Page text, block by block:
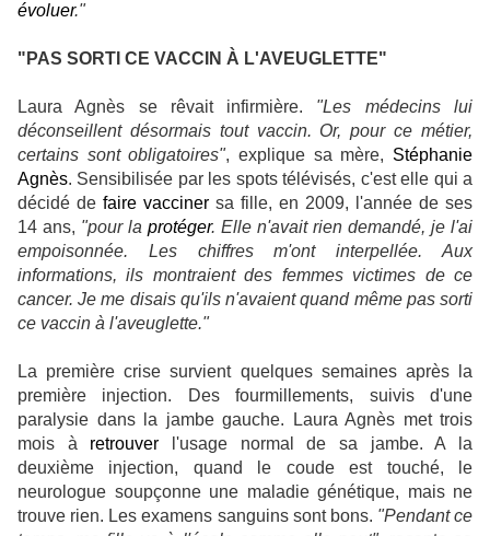
évoluer."
"PAS SORTI CE VACCIN À L'AVEUGLETTE"
Laura Agnès se rêvait infirmière. "Les médecins lui
déconseillent désormais tout vaccin. Or, pour ce métier,
certains sont obligatoires", explique sa mère, Stéphanie
Agnès. Sensibilisée par les spots télévisés, c'est elle qui a
décidé de faire vacciner sa fille, en 2009, l'année de ses
14 ans, "pour la protéger. Elle n'avait rien demandé, je l'ai
empoisonnée. Les chiffres m'ont interpellée. Aux
informations, ils montraient des femmes victimes de ce
cancer. Je me disais qu'ils n'avaient quand même pas sorti
ce vaccin à l'aveuglette."
La première crise survient quelques semaines après la
première injection. Des fourmillements, suivis d'une
paralysie dans la jambe gauche. Laura Agnès met trois
mois à retrouver l'usage normal de sa jambe. A la
deuxième injection, quand le coude est touché, le
neurologue soupçonne une maladie génétique, mais ne
trouve rien. Les examens sanguins sont bons. "Pendant ce